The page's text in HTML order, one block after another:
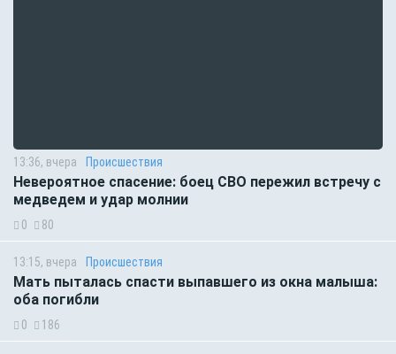
13:36, вчера Происшествия
Невероятное спасение: боец СВО пережил встречу с
медведем и удар молнии
0 80
13:15, вчера Происшествия
Мать пыталась спасти выпавшего из окна малыша:
оба погибли
0 186